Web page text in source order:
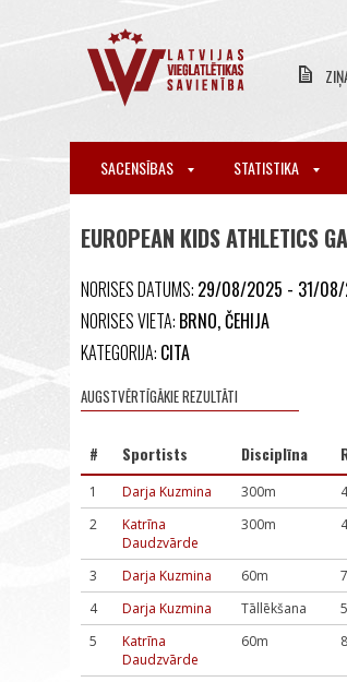
SACENSĪBAS STATISTIKA
EUROPEAN KIDS ATHLETICS
NORISES DATUMS: 29/08/2025 - 31/
NORISES VIETA: BRNO, ČEHIJA
KATEGORIJA: CITA
AUGSTVĒRTĪGĀKIE REZULTĀTI
# Sportists Disciplīna
1 Darja Kuzmina 300m
2
Katrīna
Daudzvārde
300m
3 Darja Kuzmina 60m
4
Darja Kuzmina Tāllēkšana
5
Katrīna
Daudzvārde
60m